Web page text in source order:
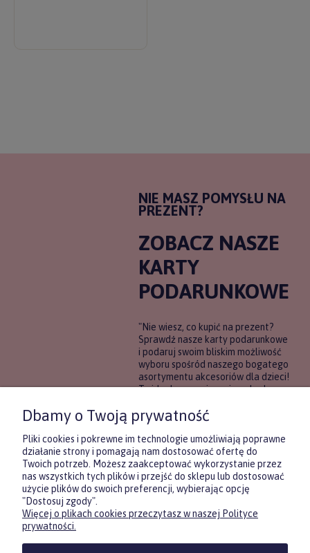
NIE MASZ POMYSŁU NA
PREZENT?
ZOBACZ NASZE
KARTY
PODARUNKOWE
"Nie wiesz, co kupić na prezent?
Sprawdź nasze karty podarunkowe
i podaruj swoim bliskim możliwość
wyboru spośród naszego bogatego
asortymentu akcesoriów dla dzieci!
To idealne rozwiązanie, gdy chcesz
pewności, co będzie najbardziej
trafione.
DOWIEDZ SIĘ WIĘCEJ
Zasubskrybuj nasz newsletter
i otrzymaj5% rabatu na pierwszyzakup.
Dbamy o Twoją prywatność
Pliki cookies i pokrewne im technologie umożliwiają poprawne
działanie strony i pomagają nam dostosować ofertę do
Twoich potrzeb. Możesz zaakceptować wykorzystanie przez
nas wszystkich tych plików i przejść do sklepu lub dostosować
użycie plików do swoich preferencji, wybierając opcję
"Dostosuj zgody".
Więcej o plikach cookies przeczytasz w naszej Polityce
prywatności.